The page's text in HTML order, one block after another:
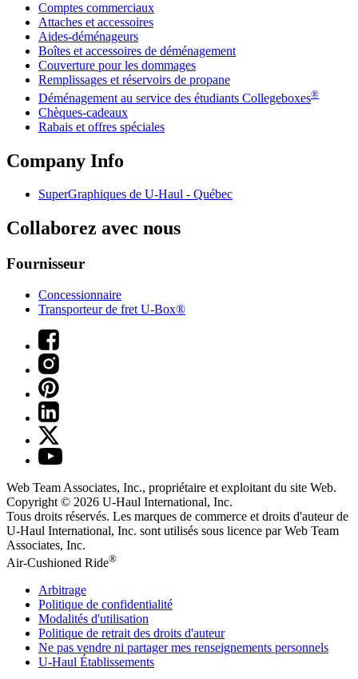
Comptes commerciaux
Attaches et accessoires
Aides-déménageurs
Boîtes et accessoires de déménagement
Couverture pour les dommages
Remplissages et réservoirs de propane
Déménagement au service des étudiants Collegeboxes®
Chèques-cadeaux
Rabais et offres spéciales
Company Info
SuperGraphiques de U-Haul - Québec
Collaborez avec nous
Fournisseur
Concessionnaire
Transporteur de fret U-Box®
Web Team Associates, Inc., propriétaire et exploitant du site Web.
Copyright © 2026 U-Haul International, Inc.
Tous droits réservés. Les marques de commerce et droits d'auteur de
U-Haul International, Inc. sont utilisés sous licence par Web Team
Associates, Inc.
Air-Cushioned Ride®
Arbitrage
Politique de confidentialité
Modalités d'utilisation
Politique de retrait des droits d'auteur
Ne pas vendre ni partager mes renseignements personnels
U-Haul Établissements